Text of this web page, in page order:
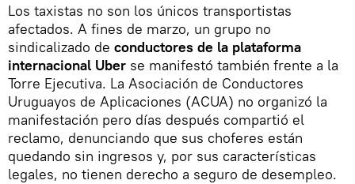
Los taxistas no son los únicos transportistas
afectados. A fines de marzo, un grupo no
sindicalizado de conductores de la plataforma
internacional Uber se manifestó también frente a la
Torre Ejecutiva. La Asociación de Conductores
Uruguayos de Aplicaciones (ACUA) no organizó la
manifestación pero días después compartió el
reclamo, denunciando que sus choferes están
quedando sin ingresos y, por sus características
legales, no tienen derecho a seguro de desempleo.